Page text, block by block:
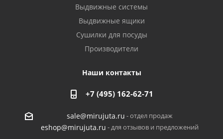
Выдвижные системы
Выдвижные ящики
Сушилки для посуды
Производители
Наши контакты
+7 (495) 162-62-71
sale@mirujuta.ru - отдел продаж
eshop@mirujuta.ru - для отзывов и предложений